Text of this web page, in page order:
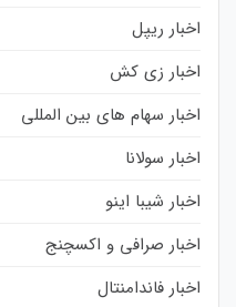
اخبار ریپل
اخبار زی کش
اخبار سهام های بین المللی
اخبار سولانا
اخبار شیبا اینو
اخبار صرافی و اکسچنج
اخبار فاندامنتال